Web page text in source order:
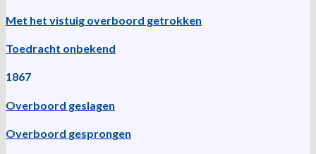
Met het vistuig overboord getrokken
Toedracht onbekend
1867
Overboord geslagen
Overboord gesprongen